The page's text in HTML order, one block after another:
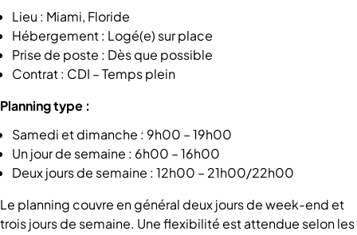
Lieu : Miami, Floride
Hébergement : Logé(e) sur place
Prise de poste : Dès que possible
Contrat : CDI – Temps plein
Planning type :
Samedi et dimanche : 9h00 – 19h00
Un jour de semaine : 6h00 – 16h00
Deux jours de semaine : 12h00 – 21h00/22h00
Le planning couvre en général deux jours de week-end et
trois jours de semaine. Une flexibilité est attendue selon les